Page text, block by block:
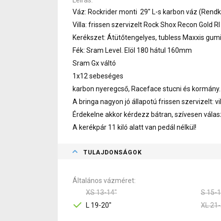
Váz: Rockrider monti 29" L-s karbon váz
Villa: frissen szervizelt Rock Shox Recon Gold
Kerékszet: Átütőtengelyes, tubless Maxxis
Fék: Sram Level. Elöl 180 hátul 160mm
Sram Gx váltó
1x12 sebeséges
karbon nyeregcső, Raceface stucni és kormány.
A bringa nagyon jó állapotú frissen szervizelt:
Érdekelne akkor kérdezz bátran, szívesen
A kerékpár 11 kiló alatt van pedál nélkül!
TULAJDONSÁGOK
Általános vázméret
XS 13-14"
S 15-
L 19-20"
XL